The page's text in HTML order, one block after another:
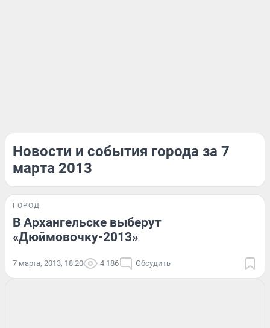
Новости и события города за 7
марта 2013
ГОРОД
В Архангельске выберут
«Дюймовочку-2013»
7 марта, 2013, 18:20 4 186 Обсудить